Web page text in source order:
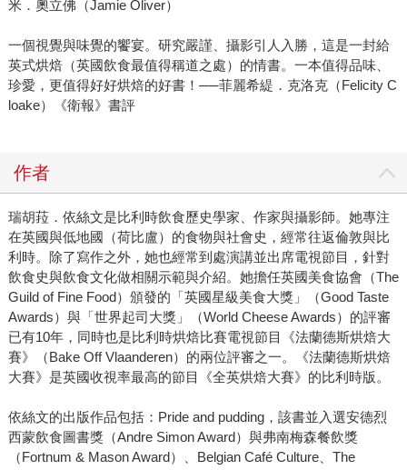
米．奧立佛（Jamie Oliver）
一個視覺與味覺的饗宴。研究嚴謹、攝影引人入勝，這是一封給
英式烘焙（英國飲食最值得稱道之處）的情書。一本值得品味、
珍愛，更值得好好烘焙的好書！──菲麗希緹．克洛克（Felicity C
loake）《衛報》書評
作者
瑞胡菈．依絲文是比利時飲食歷史學家、作家與攝影師。她專注
在英國與低地國（荷比盧）的食物與社會史，經常往返倫敦與比
利時。除了寫作之外，她也經常到處演講並出席電視節目，針對
飲食史與飲食文化做相關示範與介紹。她擔任英國美食協會（The
Guild of Fine Food）頒發的「英國星級美食大獎」（Good Taste
Awards）與「世界起司大獎」（World Cheese Awards）的評審
已有10年，同時也是比利時烘焙比賽電視節目《法蘭德斯烘焙大
賽》（Bake Off Vlaanderen）的兩位評審之一。《法蘭德斯烘焙
大賽》是英國收視率最高的節目《全英烘焙大賽》的比利時版。
依絲文的出版作品包括：Pride and pudding，該書並入選安德烈
西蒙飲食圖書獎（Andre Simon Award）與弗南梅森餐飲獎
（Fortnum & Mason Award）、Belgian Café Culture、The